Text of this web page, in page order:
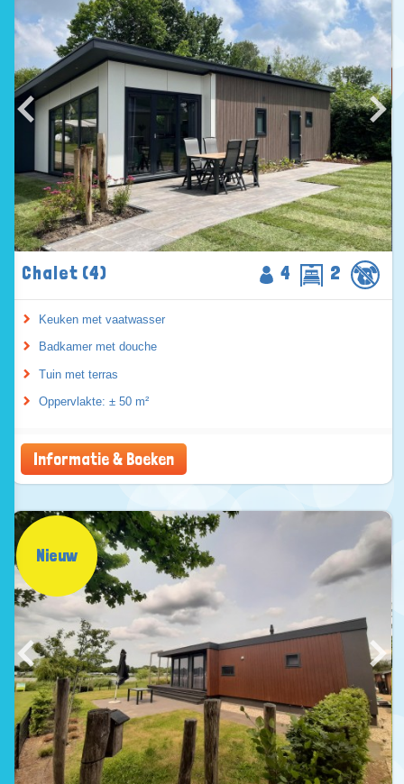
Chalet (4) 4 2
Keuken met vaatwasser
Badkamer met douche
Tuin met terras
Oppervlakte: ± 50 m²
Informatie & Boeken
Nieuw